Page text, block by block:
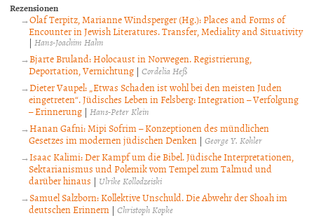
Rezensionen
Olaf Terpitz, Marianne Windsperger (Hg.): Places and Forms of
Encounter in Jewish Literatures. Transfer, Mediality and Situativity
| Hans-Joachim Hahn
Bjarte Bruland: Holocaust in Norwegen. Registrierung,
Deportation, Vernichtung | Cordelia Heß
Dieter Vaupel: „Etwas Schaden ist wohl bei den meisten Juden
eingetreten“. Jüdisches Leben in Felsberg: Integration – Verfolgung
– Erinnerung | Hans-Peter Klein
Hanan Gafni: Mipi Sofrim – Konzeptionen des mündlichen
Gesetzes im modernen jüdischen Denken | George Y. Kohler
Isaac Kalimi: Der Kampf um die Bibel. Jüdische Interpretationen,
Sektarianismus und Polemik vom Tempel zum Talmud und
darüber hinaus | Ulrike Kollodzeiski
Samuel Salzborn: Kollektive Unschuld. Die Abwehr der Shoah im
deutschen Erinnern | Christoph Kopke